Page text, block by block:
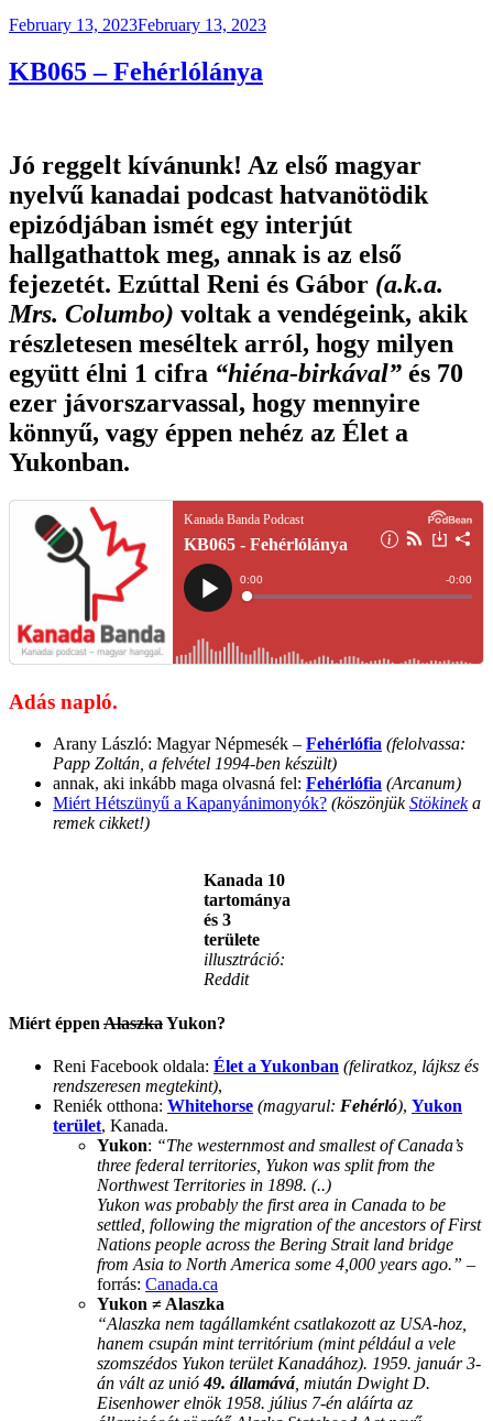
Posted
February 13, 2023February 13, 2023
KB065 – Fehérlólánya
Jó reggelt kívánunk! Az első magyar
nyelvű kanadai podcast hatvanötödik
epizódjában ismét egy interjút
hallgathattok meg, annak is az első
fejezetét. Ezúttal Reni és Gábor (a.k.a.
Mrs. Columbo) voltak a vendégeink, akik
részletesen meséltek arról, hogy milyen
együtt élni 1 cifra “hiéna-birkával” és 70
ezer jávorszarvassal, hogy mennyire
könnyű, vagy éppen nehéz az Élet a
Yukonban.
Adás napló.
Arany László: Magyar Népmesék – Fehérlófia (felolvassa:
Papp Zoltán, a felvétel 1994-ben készült)
annak, aki inkább maga olvasná fel: Fehérlófia (Arcanum)
Miért Hétszünyű a Kapanyánimonyók? (köszönjükStökineka
remek cikket!)
Kanada 10
tartománya
és 3
területe
illusztráció:
Reddit
Miért éppen AlaszkaYukon?
Reni Facebook oldala: Élet a Yukonban (feliratkoz, lájksz és
rendszeresen megtekint),
Reniék otthona: Whitehorse (magyarul: Fehérló), Yukon
terület, Kanada.
Yukon: “The westernmost and smallest of Canada’s
three federal territories, Yukon was split from the
Northwest Territories in 1898. (..)
Yukon was probably the first area in Canada to be
settled, following the migration of the ancestors of First
Nations people across the Bering Strait land bridge
from Asia to North America some 4,000 years ago.” –
forrás: Canada.ca
Yukon ≠ Alaszka
“Alaszka nem tagállamként csatlakozott az USA-hoz,
hanem csupán mint territórium (mint például a vele
szomszédos Yukon terület Kanadához). 1959. január 3-
án vált az unió49. államává , miután Dwight D.
Eisenhower elnök 1958. július 7-én aláírta az